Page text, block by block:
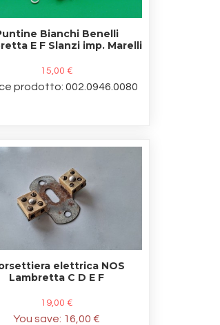
Bianchi Benelli
E F Slanzi imp. Marelli
15,00 €
prodotto: 002.0946.0080
elettrica NOS
Lambretta C D E F
19,00 €
You save: 16,00 €